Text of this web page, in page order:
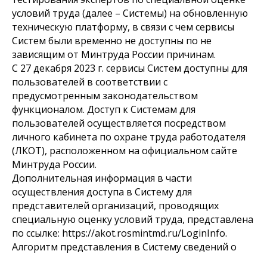
условий труда (далее – Системы) на обновленную
техническую платформу, в связи с чем сервисы
Систем были временно не доступны по не
зависящим от Минтруда России причинам.
С 27 декабря 2023 г. сервисы Систем доступны для
пользователей в соответствии с
предусмотренным законодательством
функционалом. Доступ к Системам для
пользователей осуществляется посредством
личного кабинета по охране труда работодателя
(ЛКОТ), расположенном на официальном сайте
Минтруда России.
Дополнительная информация в части
осуществления доступа в Систему для
представителей организаций, проводящих
специальную оценку условий труда, представлена
по ссылке: https://akot.rosmintmd.ru/LoginInfo.
Алгоритм представления в Систему сведений о